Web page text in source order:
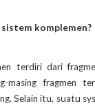
komplemen?
terdiri dari
masing fragmen
Selain itu, suatu